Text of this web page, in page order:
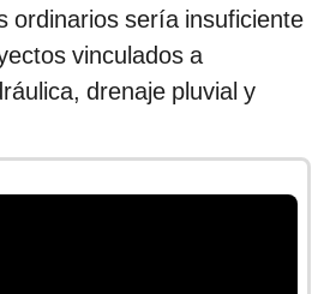
ordinarios sería insuficiente
vinculados a
drenaje pluvial y